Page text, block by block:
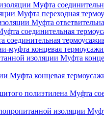
Муфта
Муфта переходная
Муфта
соединительная
соединительная
муфта концевая
Муфта
Муфта концевая
Муфта